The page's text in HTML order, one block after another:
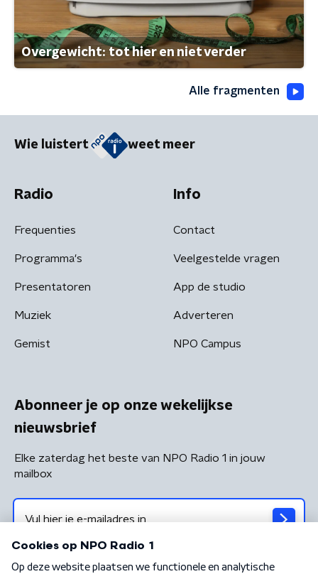
Overgewicht: tot hier en niet verder
Alle fragmenten
Wie luistert weet meer
Radio
Frequenties
Programma's
Presentatoren
Muziek
Gemist
Info
Contact
Veelgestelde vragen
App de studio
Adverteren
NPO Campus
Abonneer je op onze wekelijkse
nieuwsbrief
Elke zaterdag het beste van NPO Radio 1 in jouw
mailbox